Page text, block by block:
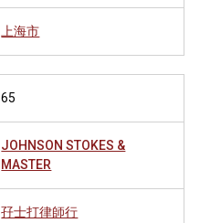
上海市
65
JOHNSON STOKES &
MASTER
孖士打律師行